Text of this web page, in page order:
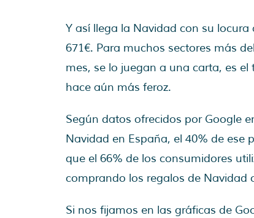
Y así llega la Navidad con su
671€. Para muchos sectores más
mes, se lo juegan a una carta, es
hace aún más feroz.
Según datos ofrecidos por Google
Navidad en España, el 40% de ese
que el 66% de los consumidores
comprando los regalos de Navidad
Si nos fijamos en las gráficas de